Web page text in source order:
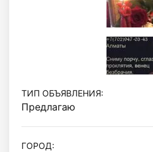
ТИП ОБЪЯВЛЕНИЯ:
Предлагаю
ГОРОД: